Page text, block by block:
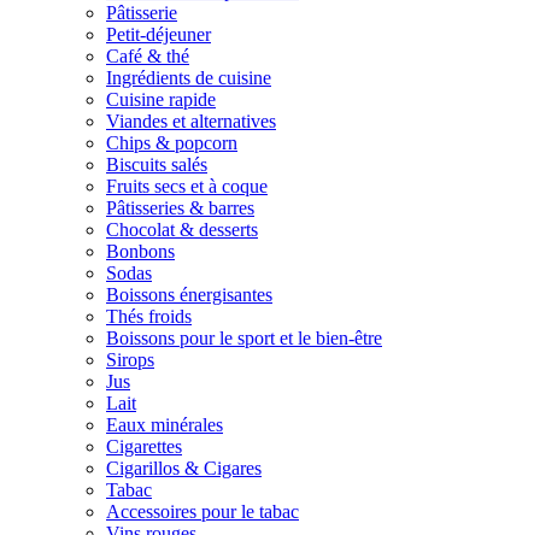
Pâtisserie
Petit-déjeuner
Café & thé
Ingrédients de cuisine
Cuisine rapide
Viandes et alternatives
Chips & popcorn
Biscuits salés
Fruits secs et à coque
Pâtisseries & barres
Chocolat & desserts
Bonbons
Sodas
Boissons énergisantes
Thés froids
Boissons pour le sport et le bien-être
Sirops
Jus
Lait
Eaux minérales
Cigarettes
Cigarillos & Cigares
Tabac
Accessoires pour le tabac